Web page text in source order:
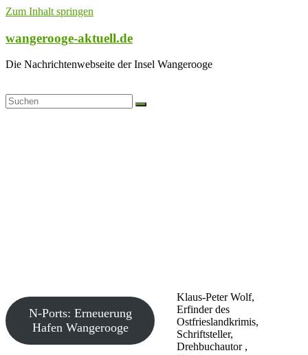
Zum Inhalt springen
wangerooge-aktuell.de
Die Nachrichtenwebseite der Insel Wangerooge
Klaus-Peter Wolf,
Erfinder des
Ostfrieslandkrimis,
Schriftsteller,
Drehbuchautor ,
N-Ports: Erneuerung
Hafen Wangerooge